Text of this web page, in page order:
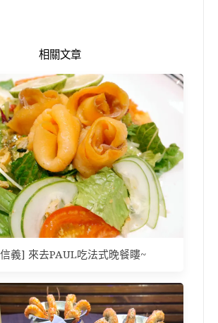
相關文章
義] 來去PAUL吃法式晚餐瞜~